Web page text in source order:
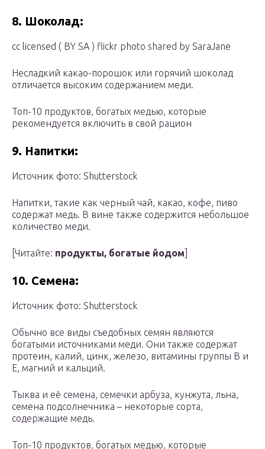
8. Шоколад:
cc licensed ( BY SA ) flickr photo shared by SaraJane
Несладкий какао-порошок или горячий шоколад
отличается высоким содержанием меди.
Топ-10 продуктов, богатых медью, которые
рекомендуется включить в свой рацион
9. Напитки:
Источник фото: Shutterstock
Напитки, такие как черный чай, какао, кофе, пиво
содержат медь. В вине также содержится небольшое
количество меди.
[Читайте: продукты, богатые йодом
10. Семена:
Источник фото: Shutterstock
Обычно все виды съедобных семян являются
богатыми источниками меди. Они также содержат
протеин, калий, цинк, железо, витамины группы B и
E, магний и кальций.
Тыква и её семена, семечки арбуза, кунжута, льна,
семена подсолнечника – некоторые сорта,
содержащие медь.
Топ-10 продуктов, богатых медью, которые